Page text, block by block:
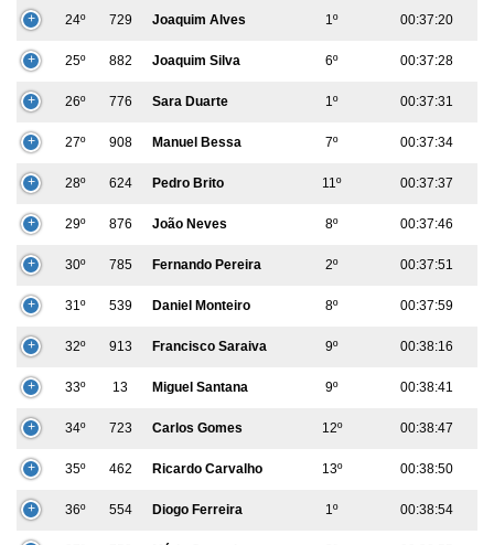
24º 729 Joaquim Alves 1º 00:37:20
25º 882 Joaquim Silva 6º 00:37:28
26º 776 Sara Duarte 1º 00:37:31
27º 908 Manuel Bessa 7º 00:37:34
28º 624 Pedro Brito 11º 00:37:37
29º 876 João Neves 8º 00:37:46
30º 785 Fernando Pereira 2º 00:37:51
31º 539 Daniel Monteiro 8º 00:37:59
32º 913 Francisco Saraiva 9º 00:38:16
33º 13 Miguel Santana 9º 00:38:41
34º 723 Carlos Gomes 12º 00:38:47
35º 462 Ricardo Carvalho 13º 00:38:50
36º 554 Diogo Ferreira 1º 00:38:54